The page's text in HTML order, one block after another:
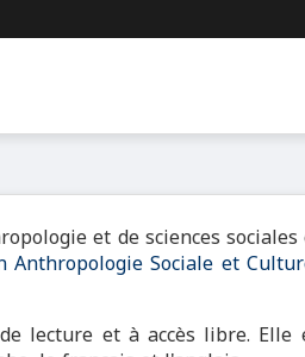
et de sciences
Sociale et
lecture et à accès libre.